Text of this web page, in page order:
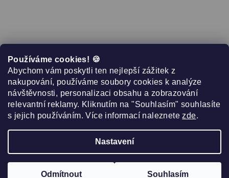
Používáme cookies! 🍪
Abychom vám poskytli ten nejlepší zážitek z
nakupování, používáme soubory cookies k analýze
návštěvnosti, personalizaci obsahu a zobrazování
relevantní reklamy. Kliknutím na "Souhlasím" souhlasíte
s jejich používáním. Více informací naleznetezde.
Nastavení
Odmítnout Souhlasím
Sledovat na Instagramu
Upravit nastavení cookies